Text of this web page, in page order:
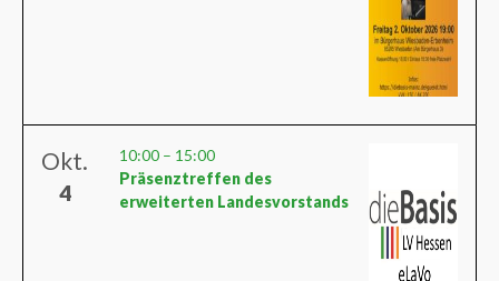
Okt.
4
10:00 – 15:00
Präsenztreffen des
erweiterten Landesvorstands